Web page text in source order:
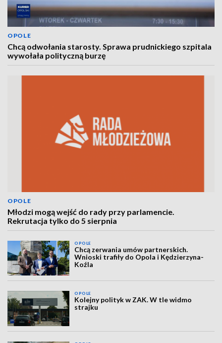
OPOLE
Chcą odwołania starosty. Sprawa prudnickiego szpitala
wywołała polityczną burzę
OPOLE
Młodzi mogą wejść do rady przy parlamencie.
Rekrutacja tylko do 5 sierpnia
OPOLE
Chcą zerwania umów partnerskich.
Wnioski trafiły do Opola i Kędzierzyna-
Koźla
OPOLE
Kolejny polityk w ZAK. W tle widmo
strajku